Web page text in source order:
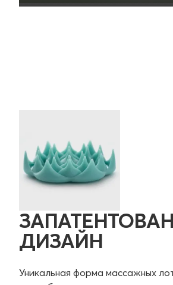
ДИЗАЙН
Уникальная форма массажных